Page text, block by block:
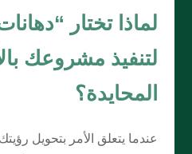
لماذا تختار
لتنفيذ مشروعك
المحايدة؟
عندما يتعلق الأمر بتحويل